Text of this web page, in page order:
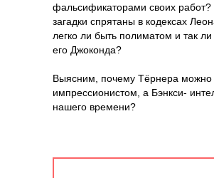
фальсификаторами своих работ?
загадки спрятаны в кодексах
легко ли быть полиматом и так ли
его Джоконда?
Выясним, почему Тёрнера можно
импрессионистом, а Бэнкси-
нашего времени?